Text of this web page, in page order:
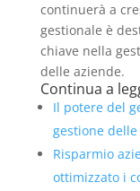
continuerà a
gestionale è
chiave nella
delle aziende.
Continua a
Il potere del
gestione
Risparmio
ottimizzato i